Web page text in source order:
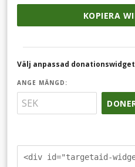
KOPIERA
Välj anpassad donationswidget
ANGE MÄNGD:
<div id="targetaid-